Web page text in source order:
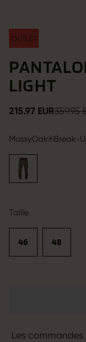
OUTLET
LIGHT
215.97 EUR359.95
MossyOak®Break-
Taille
46 48
Les